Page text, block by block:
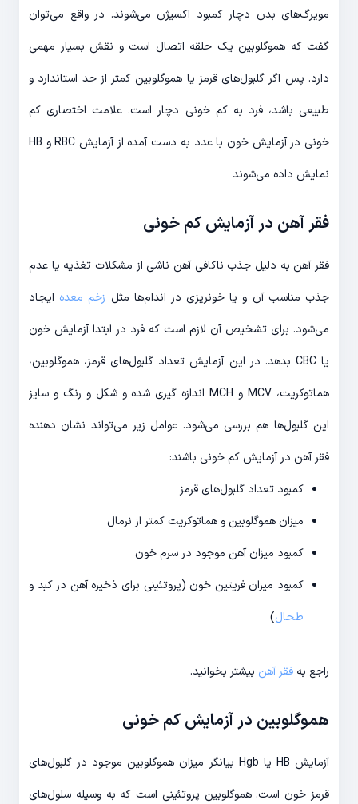
مویرگ‌های بدن دچار کمبود اکسیژن می‌شوند. در واقع می‌توان
گفت که هموگلوبین یک حلقه اتصال است و نقش بسیار مهمی
دارد. پس اگر گلبول‌های قرمز یا هموگلوبین کمتر از حد استاندارد و
طبیعی باشد، فرد به کم خونی دچار است. علامت اختصاری کم
خونی در آزمایش خون با عدد به دست آمده از آزمایش RBC و HB
نمایش داده می‌شوند
فقر آهن در آزمایش کم خونی
فقر آهن به دلیل جذب ناکافی آهن ناشی از مشکلات تغذیه یا عدم
جذب مناسب آن و یا خونریزی در اندام‌ها مثل زخم معده ایجاد
می‌شود. برای تشخیص آن لازم است که فرد در ابتدا آزمایش خون
یا CBC بدهد. در این آزمایش تعداد گلبول‌های قرمز، هموگلوبین،
هماتوکریت، MCV و MCH اندازه گیری شده و شکل و رنگ و سایز
این گلبول‌ها هم بررسی می‌شود. عوامل زیر می‌تواند نشان دهنده
فقر آهن در آزمایش کم خونی باشند:
کمبود تعداد گلبول‌های قرمز
میزان هموگلوبین و هماتوکریت کمتر از نرمال
کمبود میزان آهن موجود در سرم خون
کمبود میزان فریتین خون (پروتئینی برای ذخیره آهن در کبد و
طحال)
راجع به فقر آهن بیشتر بخوانید.
هموگلوبین در آزمایش کم خونی
آزمایش HB یا Hgb بیانگر میزان هموگلوبین موجود در گلبول‌های
قرمز خون است. هموگلوبین پروتئینی است که به وسیله سلول‌های